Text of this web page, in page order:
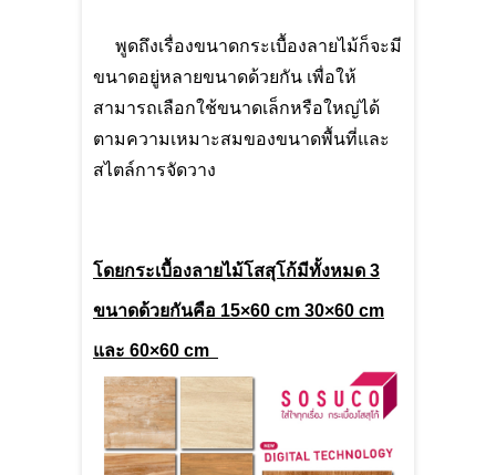
พูดถึงเรื่องขนาดกระเบื้องลายไม้ก็จะมี
ขนาดอยู่หลายขนาดด้วยกัน เพื่อให้
สามารถเลือกใช้ขนาดเล็กหรือใหญ่ได้
ตามความเหมาะสมของขนาดพื้นที่และ
สไตล์การจัดวาง
โดยกระเบื้องลายไม้โสสุโก้มีทั้งหมด 3
ขนาดด้วยกันคือ 15×60 cm 30×60 cm
และ 60×60 cm